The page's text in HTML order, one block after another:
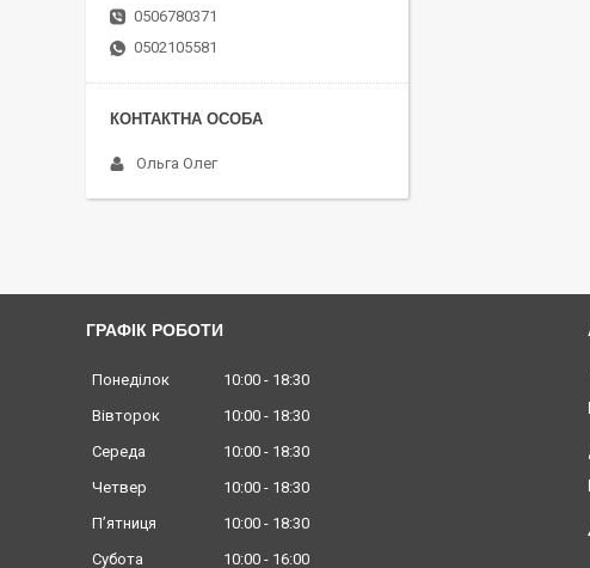
0506780371
0502105581
Ольга Олег
ГРАФІК РОБОТИ
Понеділок 10:00
18:30
Вівторок
10:00
18:30
Середа
10:00
18:30
Четвер
10:00
18:30
Пʼятниця
10:00
18:30
Субота
10:00 16:00